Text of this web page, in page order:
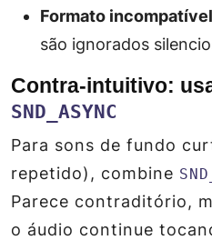
Formato incompatível
são ignorados
Contra‑intuitivo:
SND_ASYNC
Para sons de fundo
repetido), combine
Parece contraditório,
o áudio continue